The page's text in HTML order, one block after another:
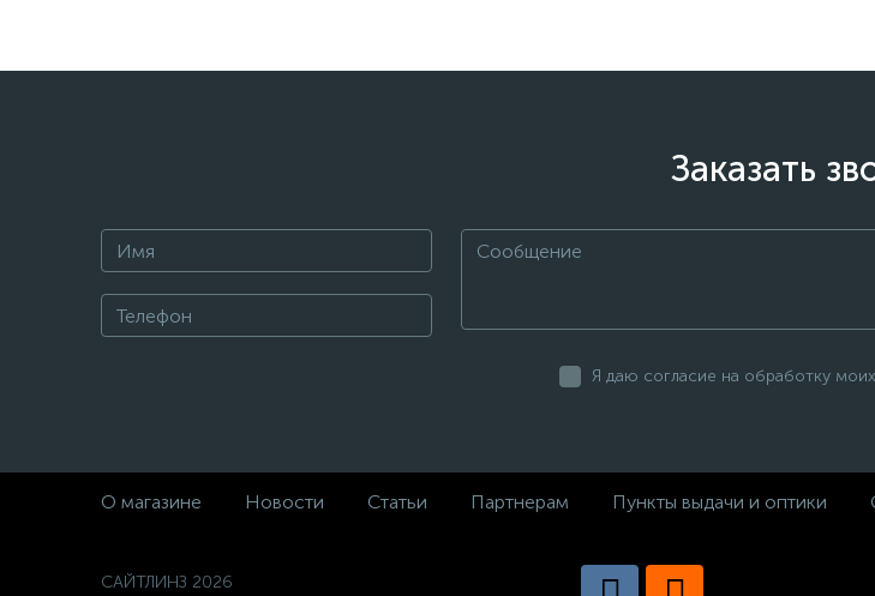
Заказать
Я даю согласие на обработку
О магазине Новости Статьи Партнерам Пункты выдачи и оптики
САЙТЛИНЗ 2026